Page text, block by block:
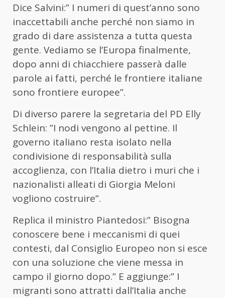
Dice Salvini:” I numeri di quest’anno sono
inaccettabili anche perché non siamo in
grado di dare assistenza a tutta questa
gente. Vediamo se l’Europa finalmente,
dopo anni di chiacchiere passerà dalle
parole ai fatti, perché le frontiere italiane
sono frontiere europee”.
Di diverso parere la segretaria del PD Elly
Schlein: ”I nodi vengono al pettine. Il
governo italiano resta isolato nella
condivisione di responsabilità sulla
accoglienza, con l’Italia dietro i muri che i
nazionalisti alleati di Giorgia Meloni
vogliono costruire”.
Replica il ministro Piantedosi:” Bisogna
conoscere bene i meccanismi di quei
contesti, dal Consiglio Europeo non si esce
con una soluzione che viene messa in
campo il giorno dopo.” E aggiunge:” I
migranti sono attratti dall’Italia anche